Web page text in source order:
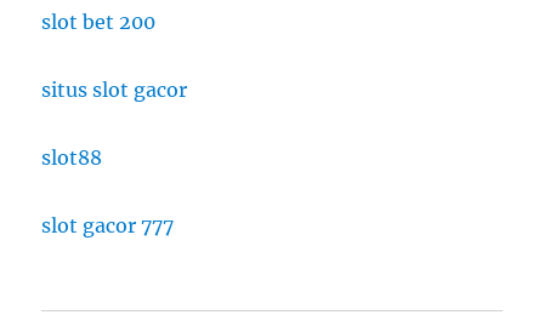
slot bet 200
situs slot gacor
slot88
slot gacor 777